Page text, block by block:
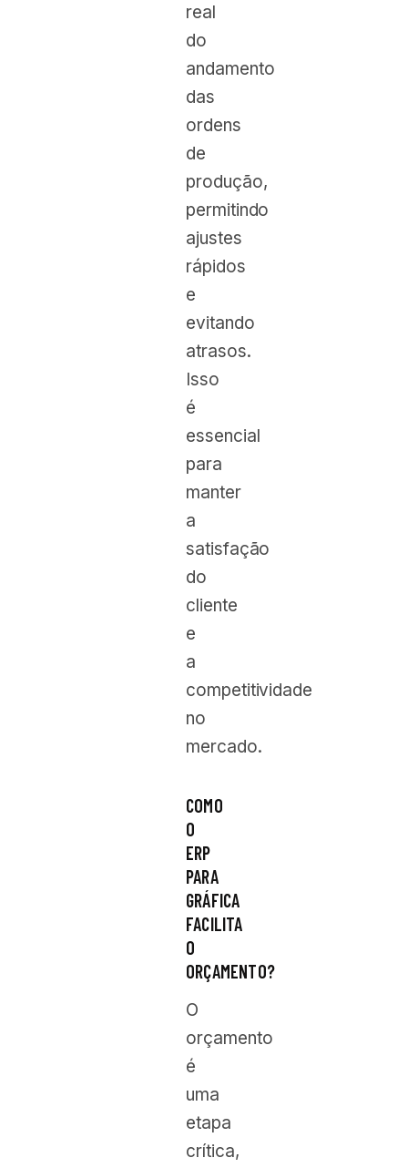
real
do
andamento
das
ordens
de
produção,
permitindo
ajustes
rápidos
e
evitando
atrasos.
Isso
é
essencial
para
manter
a
satisfação
do
cliente
e
a
competitividade
no
mercado.
COMO
O
ERP
PARA
GRÁFICA
FACILITA
O
ORÇAMENTO?
O
orçamento
é
uma
etapa
crítica,